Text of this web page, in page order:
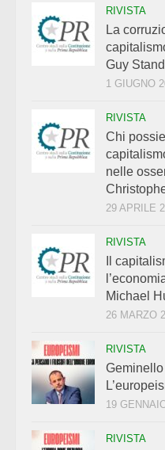
RIVISTA
La
Guy
1 GIUGNO
RIVISTA
Chi
nelle
29 APRILE
RIVISTA
Il
Michael
26 MARZO
RIVISTA
19
RIVISTA